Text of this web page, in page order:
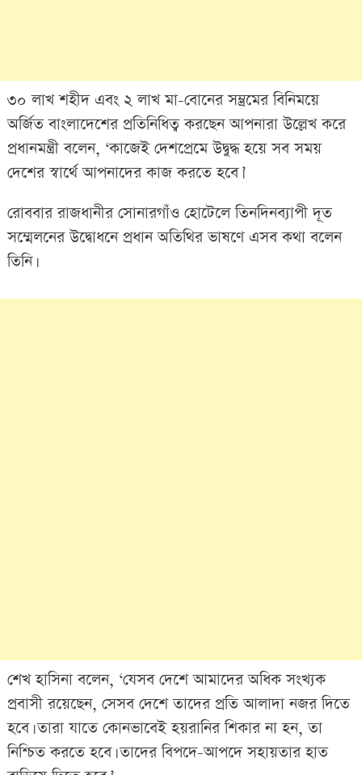
৩০ লাখ শহীদ এবং ২ লাখ মা-বোনের সম্ভ্রমের বিনিময়ে
অর্জিত বাংলাদেশের প্রতিনিধিত্ব করছেন আপনারা উল্লেখ করে
প্রধানমন্ত্রী বলেন, ‘কাজেই দেশপ্রেমে উদ্বুদ্ধ হয়ে সব সময়
দেশের স্বার্থে আপনাদের কাজ করতে হবে।’
রোববার রাজধানীর সোনারগাঁও হোটেলে তিনদিনব্যাপী দূত
সম্মেলনের উদ্বোধনে প্রধান অতিথির ভাষণে এসব কথা বলেন
তিনি।
শেখ হাসিনা বলেন, ‘যেসব দেশে আমাদের অধিক সংখ্যক
প্রবাসী রয়েছেন, সেসব দেশে তাদের প্রতি আলাদা নজর দিতে
হবে। তারা যাতে কোনভাবেই হয়রানির শিকার না হন, তা
নিশ্চিত করতে হবে। তাদের বিপদে-আপদে সহায়তার হাত